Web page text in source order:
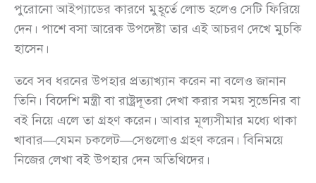
পুরোনো আইপ্যাডের কারণে মুহূর্তে লোভ হলেও সেটি ফিরিয়ে
দেন। পাশে বসা আরেক উপদেষ্টা তার এই আচরণ দেখে মুচকি
হাসেন।
তবে সব ধরনের উপহার প্রত্যাখ্যান করেন না বলেও জানান
তিনি। বিদেশি মন্ত্রী বা রাষ্ট্রদূতরা দেখা করার সময় সুভেনির বা
বই নিয়ে এলে তা গ্রহণ করেন। আবার মূল্যসীমার মধ্যে থাকা
খাবার—যেমন চকলেট—সেগুলোও গ্রহণ করেন। বিনিময়ে
নিজের লেখা বই উপহার দেন অতিথিদের।